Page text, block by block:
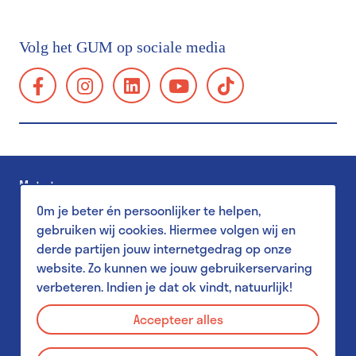
Om je beter én persoonlijker te helpen,
gebruiken wij cookies. Hiermee volgen wij en
derde partijen jouw internetgedrag op onze
website. Zo kunnen we jouw gebruikerservaring
verbeteren. Indien je dat ok vindt, natuurlijk!
Accepteer alles
Groepsbezoek
Schoolbezoek
Museum Shop
Salon
Pers
Aanbod voor scholen
MuST - Museum Student Team
Aanbod voor studenten
Volg het GUM op sociale media
facebook:
https://www.facebook.com/GUMgent/
instagram:
https://www.instagram.com/gumgent/
linkedin:
https://www.linkedin.com/company/
gents-
universiteitsmuseum-
youtube:
https://www.youtube.com/
Met steun van
Privacy Policy
Disclaimer